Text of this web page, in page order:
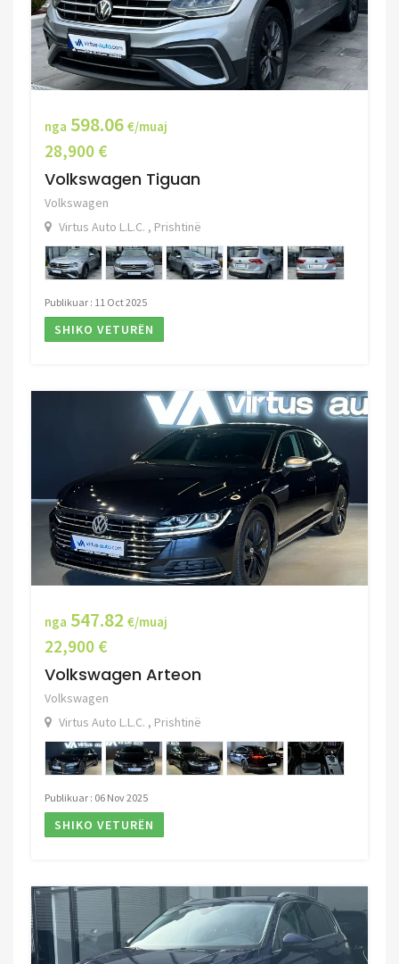
nga 598.06 €/muaj
28,900 €
Volkswagen Tiguan
Volkswagen
Virtus Auto L.L.C. , Prishtinë
Publikuar : 11 Oct 2025
SHIKO VETURËN
nga 547.82 €/muaj
22,900 €
Volkswagen Arteon
Volkswagen
Virtus Auto L.L.C. , Prishtinë
Publikuar : 06 Nov 2025
SHIKO VETURËN